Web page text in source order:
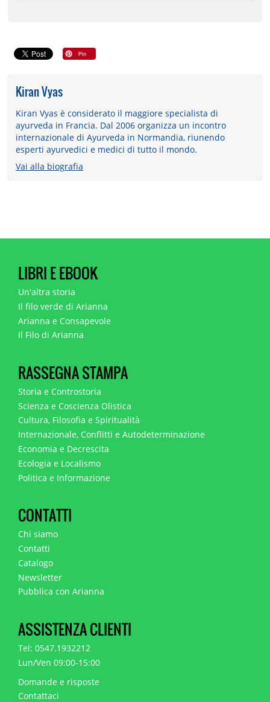
Kiran Vyas
Kiran Vyas è considerato il maggiore specialista di
ayurveda in Francia. Dal 2006 organizza un incontro
internazionale di Ayurveda in Normandia, riunendo
esperti ayurvedici e medici di tutto il mondo.
Vai alla biografia
LIBRI E EBOOK
Un'altra storia
Il filo verde di Arianna
Arianna e Consapevole
Il Filo di Arianna
RASSEGNA STAMPA
Storia e Controstoria
Scienza e Coscienza Olistica
Cultura, Filosofia e Spiritualità
Internazionale, Conflitti e Autodeterminazione
Economia e Decrescita
Ecologia e Localismo
Politica e Informazione
CONTATTI
Chi siamo
Contatti
Catalogo
Newsletter
Pubblica con Arianna
ASSISTENZA CLIENTI
Tel: 0547.1932212
Lun/Ven 09:00-15:00
Domande e risposte
Contattaci